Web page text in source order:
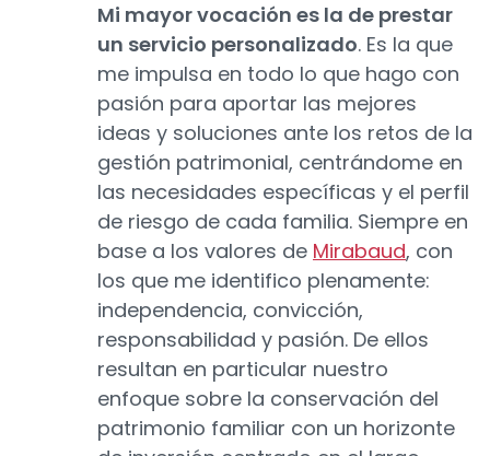
Mi mayor vocación es la de prestar
un servicio personalizado. Es la que
me impulsa en todo lo que hago con
pasión para aportar las mejores
ideas y soluciones ante los retos de la
gestión patrimonial, centrándome en
las necesidades específicas y el perfil
de riesgo de cada familia. Siempre en
base a los valores de Mirabaud, con
los que me identifico plenamente:
independencia, convicción,
responsabilidad y pasión. De ellos
resultan en particular nuestro
enfoque sobre la conservación del
patrimonio familiar con un horizonte